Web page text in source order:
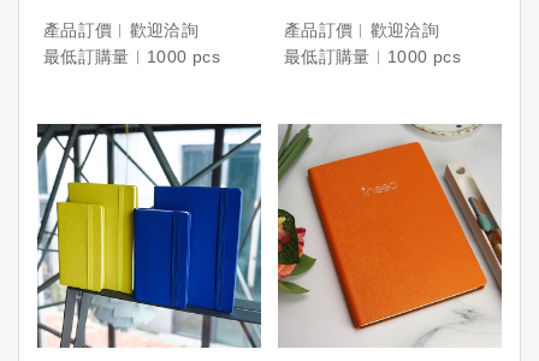
產品訂價︱歡迎洽詢
最低訂購量︱1000 pcs
產品訂價︱歡迎洽詢
最低訂購量︱1000 pcs